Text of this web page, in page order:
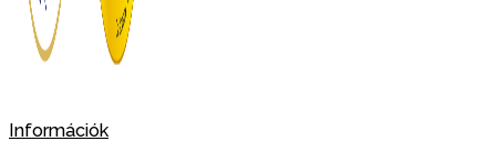
Információk